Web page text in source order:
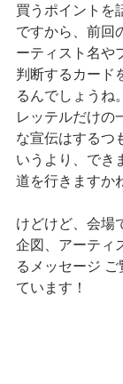
買うポイントを
ですから、前回
ーティスト名や
判断するカード
るんでしょうね
レッテルだけの
な宣伝はするつ
いうより、でき
道を行きますか
けどけど、会場
企図、アーティ
るメッセージ
ています！